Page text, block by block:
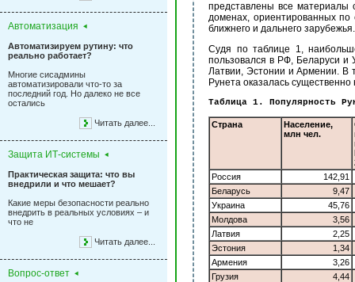
Автоматизация
Автоматизируем рутину: что
реально работает?
Многие сисадмины
автоматизировали что-то за
последний год. Но далеко не все
остались
Читать далее...
Защита ИТ-системы
Практическая защита: что вы
внедрили и что мешает?
Какие меры безопасности реально
внедрить в реальных условиях – и
что не
Читать далее...
Вопрос-ответ
представлены все материалы
доменах, ориентированных
ближнего и дальнего зарубежья.
Судя по таблице 1,
пользовался в РФ, Беларуси и
Латвии, Эстонии и Армении. В
Рунета оказалась существенно
Таблица 1. Популярность
Страна
Население,
млн чел.
Россия
142,91
Беларусь
9,47
Украина
45,76
Молдова
3,56
Латвия
2,25
Эстония
1,34
Армения
3,26
Грузия
4,44